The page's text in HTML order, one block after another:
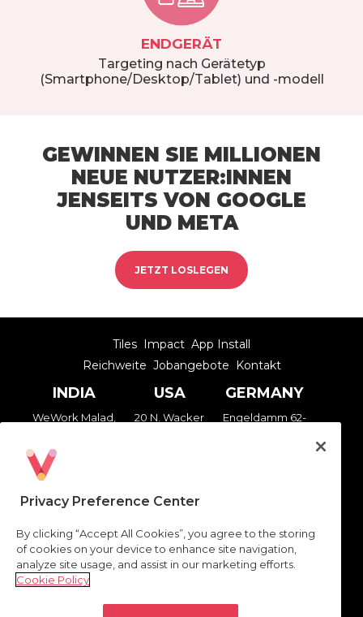
ENDGERÄT
Targeting nach Gerätetyp
(Smartphone/Desktop/Tablet) und -modell
GEWINNEN SIE MILLIONEN
NEUE NUTZER:INNEN
JENSEITS VON GOOGLE
UND META
JETZT LOSLEGEN
Tiles Impact App Install
Reichweite Jobangebote Kontakt
INDIA
WeWork Malad,
Towers, 7th Floor,
Chincholi Bunder
Malad West,
Mumbai –
400064
USA
20 N. Wacker
GERMANY
Engeldamm 62-
Nutzungsbedingungen
VEVE © 2026 Alle Rechte vorbehalten.
Privacy Preference Center
By clicking “Accept All Cookies”, you agree to the storing
of cookies on your device to enhance site navigation,
analyze site usage, and assist in our marketing efforts.
Cookie Policy